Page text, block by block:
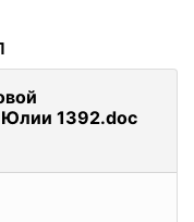
Юлии 1392.doc